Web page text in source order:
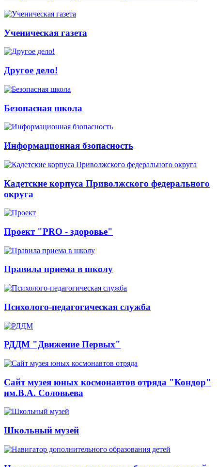
Ученическая газета
Другое дело!
Безопасная школа
Информационная бзопасность
Кадетские корпуса Приволжского федерального
округа
Проект "PRO - здоровье"
Правила приема в школу
Психолого-педагогическая служба
РДДМ "Движение Первых"
Сайт музея юных космонавтов отряда "Кондор"
им.В.А. Соловьева
Школьный музей